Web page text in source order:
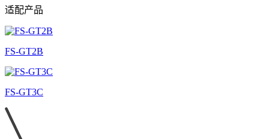
适配产品
FS-GT2B
FS-GT3C